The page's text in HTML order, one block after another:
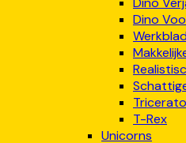
Dino
T-Rex
Unicorns